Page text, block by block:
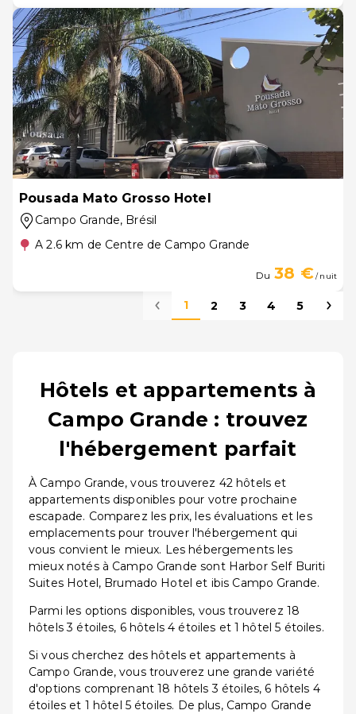
Pousada Mato Grosso Hotel
Campo Grande, Brésil
A 2.6 km de Centre de Campo Grande
Du 38 €/ nuit
1 2 3 4 5
Hôtels et appartements à
Campo Grande : trouvez
l'hébergement parfait
À Campo Grande, vous trouverez 42 hôtels et
appartements disponibles pour votre prochaine
escapade. Comparez les prix, les évaluations et les
emplacements pour trouver l'hébergement qui
vous convient le mieux. Les hébergements les
mieux notés à Campo Grande sont Harbor Self Buriti
Suites Hotel, Brumado Hotel et ibis Campo Grande.
Parmi les options disponibles, vous trouverez 18
hôtels 3 étoiles, 6 hôtels 4 étoiles et 1 hôtel 5 étoiles.
Si vous cherchez des hôtels et appartements à
Campo Grande, vous trouverez une grande variété
d'options comprenant 18 hôtels 3 étoiles, 6 hôtels 4
étoiles et 1 hôtel 5 étoiles. De plus, Campo Grande